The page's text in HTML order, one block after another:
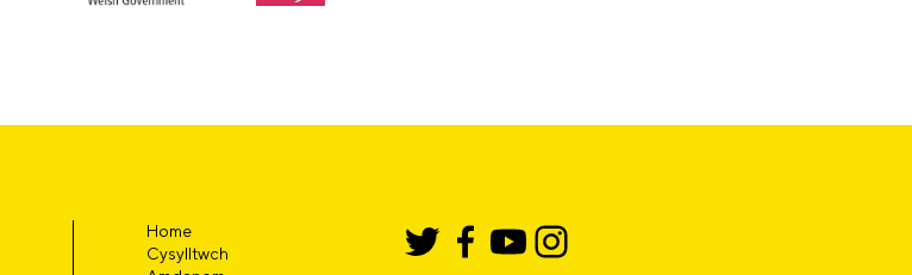
Home
Cysylltwch